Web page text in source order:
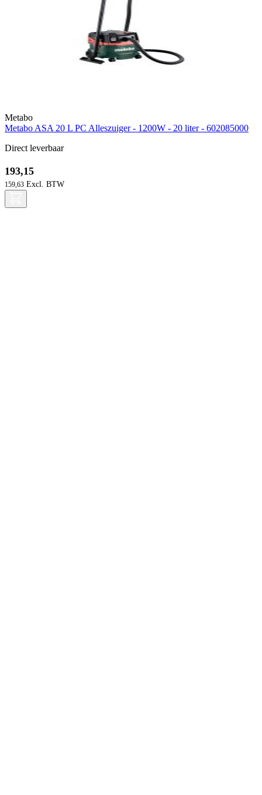
Metabo
Metabo ASA 20 L PC Alleszuiger - 1200W - 20 liter - 602085000
Direct leverbaar
193,15
159,63